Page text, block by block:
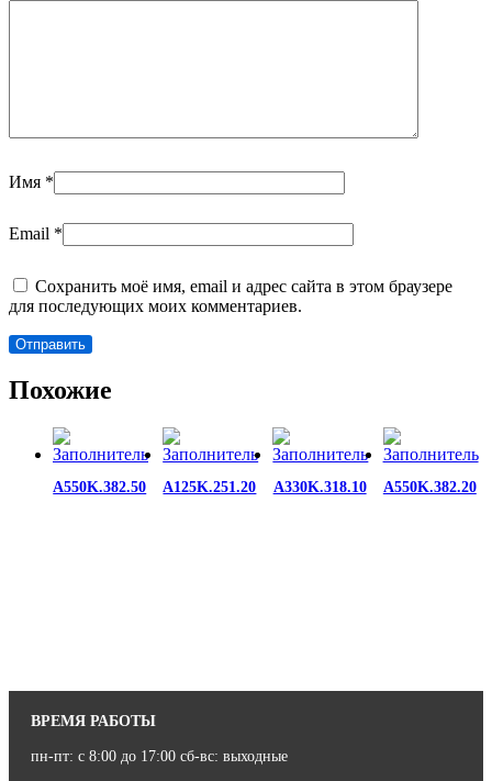
Имя *
Email *
Сохранить моё имя, email и адрес сайта в этом браузере
для последующих моих комментариев.
Похожие
A550K.382.50 A125K.251.20 A330K.318.10 A550K.382.20
ВРЕМЯ РАБОТЫ
пн-пт: с 8:00 до 17:00 сб-вс: выходные